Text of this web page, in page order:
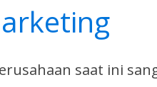
saat ini